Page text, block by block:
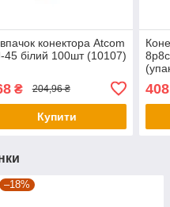
конектора Atcom
45 білий 100шт (10107)
₴ 204,96 ₴
Купити
408
–18%